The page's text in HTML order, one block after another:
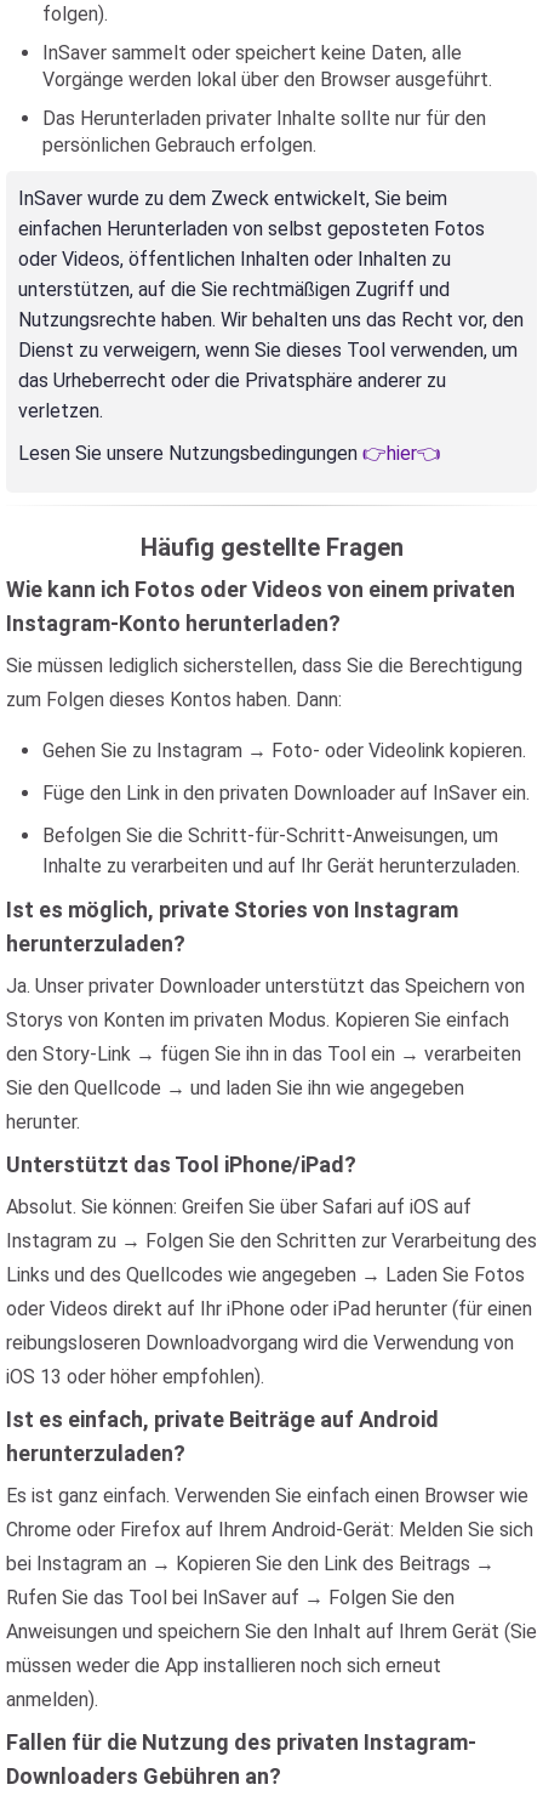
folgen).
InSaver sammelt oder speichert keine Daten, alle
Vorgänge werden lokal über den Browser ausgeführt.
Das Herunterladen privater Inhalte sollte nur für den
persönlichen Gebrauch erfolgen.
InSaver wurde zu dem Zweck entwickelt, Sie beim
einfachen Herunterladen von selbst geposteten Fotos
oder Videos, öffentlichen Inhalten oder Inhalten zu
unterstützen, auf die Sie rechtmäßigen Zugriff und
Nutzungsrechte haben. Wir behalten uns das Recht vor, den
Dienst zu verweigern, wenn Sie dieses Tool verwenden, um
das Urheberrecht oder die Privatsphäre anderer zu
verletzen.
Lesen Sie unsere Nutzungsbedingungen 👉hier👈
Häufig gestellte Fragen
Wie kann ich Fotos oder Videos von einem privaten
Instagram-Konto herunterladen?
Sie müssen lediglich sicherstellen, dass Sie die Berechtigung
zum Folgen dieses Kontos haben. Dann:
Gehen Sie zu Instagram → Foto- oder Videolink kopieren.
Füge den Link in den privaten Downloader auf InSaver ein.
Befolgen Sie die Schritt-für-Schritt-Anweisungen, um
Inhalte zu verarbeiten und auf Ihr Gerät herunterzuladen.
Ist es möglich, private Stories von Instagram
herunterzuladen?
Ja. Unser privater Downloader unterstützt das Speichern von
Storys von Konten im privaten Modus. Kopieren Sie einfach
den Story-Link → fügen Sie ihn in das Tool ein → verarbeiten
Sie den Quellcode → und laden Sie ihn wie angegeben
herunter.
Unterstützt das Tool iPhone/iPad?
Absolut. Sie können: Greifen Sie über Safari auf iOS auf
Instagram zu → Folgen Sie den Schritten zur Verarbeitung des
Links und des Quellcodes wie angegeben → Laden Sie Fotos
oder Videos direkt auf Ihr iPhone oder iPad herunter (für einen
reibungsloseren Downloadvorgang wird die Verwendung von
iOS 13 oder höher empfohlen).
Ist es einfach, private Beiträge auf Android
herunterzuladen?
Es ist ganz einfach. Verwenden Sie einfach einen Browser wie
Chrome oder Firefox auf Ihrem Android-Gerät: Melden Sie sich
bei Instagram an → Kopieren Sie den Link des Beitrags →
Rufen Sie das Tool bei InSaver auf → Folgen Sie den
Anweisungen und speichern Sie den Inhalt auf Ihrem Gerät (Sie
müssen weder die App installieren noch sich erneut
anmelden).
Fallen für die Nutzung des privaten Instagram-
Downloaders Gebühren an?